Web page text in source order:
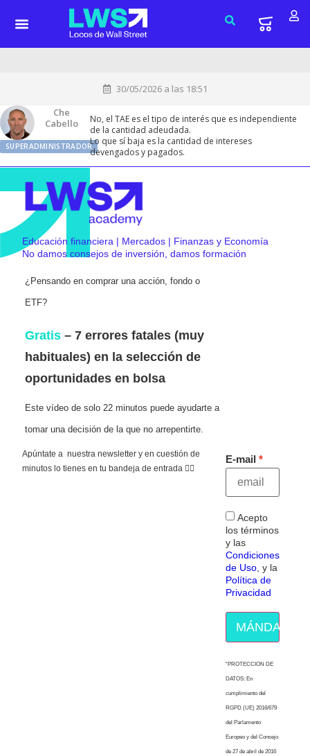
30/05/2026 a las 18:51
Che
Cabello
SUPERADMINISTRADOR
No, el TAE es el tipo de interés que es independiente
de la cantidad adeudada.
Lo que sí baja es la cantidad de intereses
devengados y pagados.
Educación financiera | Mercados | Finanzas y Economía
No damos consejos de inversión, damos formación
¿Pensando en comprar una acción, fondo o
ETF?
Gratis – 7 errores fatales (muy
habituales) en la selección de
oportunidades en bolsa
Este vídeo de solo 22 minutos puede ayudarte a
tomar una decisión de la que no arrepentirte.
Apúntate a nuestra newsletter y en cuestión de
minutos lo tienes en tu bandeja de entrada 👇🏻
E-mail
Acepto
los términos
y las
Condiciones
de Uso, y la
Política de
Privacidad
MÁNDAME
“PROTECCION DE
DATOS: En
cumplimiento del
RGPD (UE) 2016/679
del Parlamento
Europeo y del Consejo
de 27 de abril de 2016